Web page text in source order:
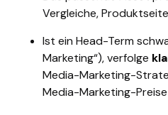
Vergleiche,
Ist ein Head-Term
Marketing“), verfolge
Media-Marketing-
Media-Marketing-